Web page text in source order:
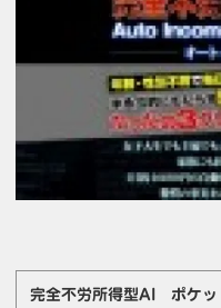
完全不労所得型AI ポケ